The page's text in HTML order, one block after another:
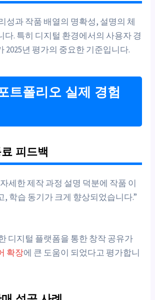
성과 작품 배열의 명확성, 설명의 체
다. 특히 디지털 환경에서의 사용자 경
2025년 평가의 중요한 기준입니다.
트폴리오 실제 경험
피드백
세한 제작 과정 설명 덕분에 작품 이
, 학습 동기가 크게 향상되었습니다.”
디지털 플랫폼을 통한 창작 공유가
확장에 큰 도움이 되었다고 평가합니